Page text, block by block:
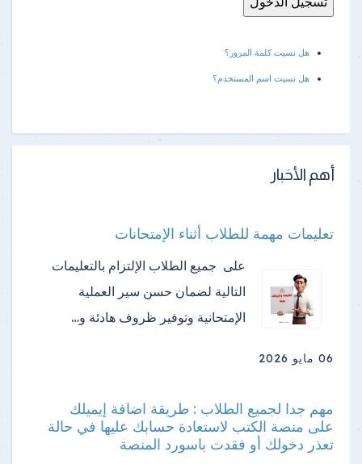
هل نسيت كلمة المرور؟
هل نسيت اسم المستخدم؟
أهم الأخبار
تعليمات مهمة للطلاب أثناء الإمتحانات
على جميع الطلاب الإلتزام بالتعليمات
التالية لضمان حسن سير العملية
الإمتحانية وتوفير ظروف هادئة و…
06 مايو 2026
مهم جدا لجميع الطلاب : طريقة اضافة إيميلك
على منصة الكتب لاستعادة حسابك عليها في حالة
تعذر دخولك أو فقدت باسورد المنصة